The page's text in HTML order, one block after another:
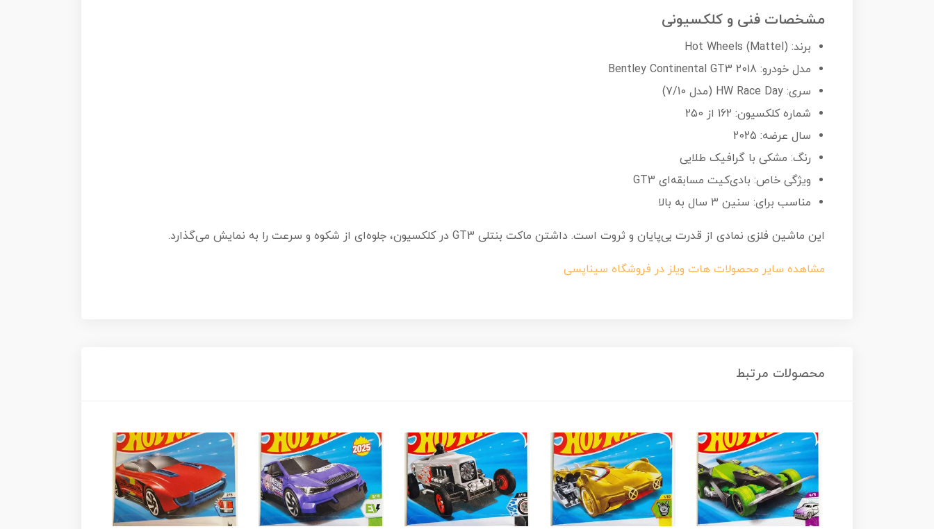
مشخصات فنی و کلکسیونی
برند: Hot Wheels (Mattel)
مدل خودرو: 2018 Bentley Continental GT3
سری: HW Race Day (مدل 7/10)
شماره کلکسیون: 162 از 250
سال عرضه: 2025
رنگ: مشکی با گرافیک طلایی
ویژگی خاص: بادی‌کیت مسابقه‌ای GT3
مناسب برای: سنین ۳ سال به بالا
این ماشین فلزی نمادی از قدرت بی‌پایان و ثروت است. داشتن ماکت بنتلی GT3 در کلکسیون، جلوه‌ای از شکوه و سرعت را به نمایش می‌گذارد.
مشاهده سایر محصولات هات ویلز در فروشگاه سیناپسی
محصولات مرتبط